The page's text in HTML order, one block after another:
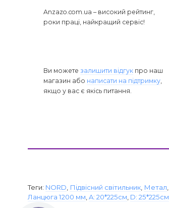
Anzazo.com.ua – високий рейтинг,
роки праці, найкращий сервіс!
Ви можете залишити відгук про наш
магазин або написати на підтримку,
якщо у вас є якісь питання.
Теги: NORD, Підвісний світильник, Метал,
Ланцюга 1200 мм,A: 20*225см, D: 25*225см